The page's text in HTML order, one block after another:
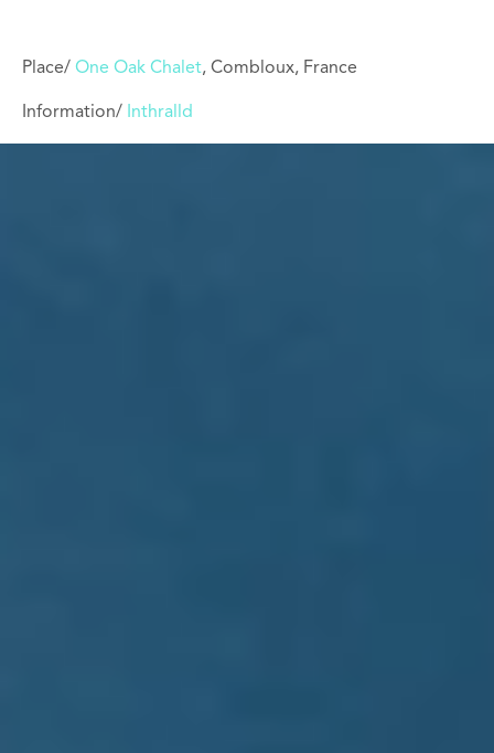
Place/ One Oak Chalet, Combloux, France
Information/ Inthralld